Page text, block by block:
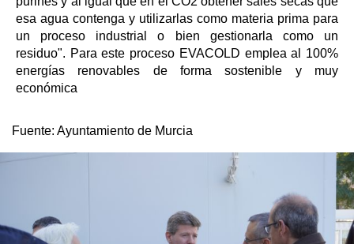
esa agua contenga y utilizarlas como materia prima para
un proceso industrial o bien gestionarla como un
residuo". Para este proceso EVACOLD emplea al 100%
energías renovables de forma sostenible y muy
económica
Fuente: Ayuntamiento de Murcia